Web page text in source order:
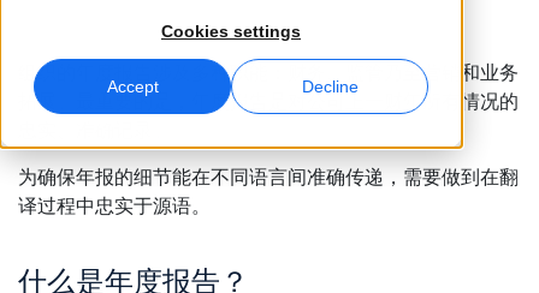
Cookies settings
Accept Decline
咨询与外包
将音频转化为可执行内容
用高质量数据增强 AI
地点
职业机会
组织的年度报告涉及多种职能：财务、监管乃至营销和业务
拓展。最重要的是，年度报告是对公司上一财年所有情况的
为确保年报的细节能在不同语言间准确传递，需要做到在翻
译过程中忠实于源语。
什么是年度报告？